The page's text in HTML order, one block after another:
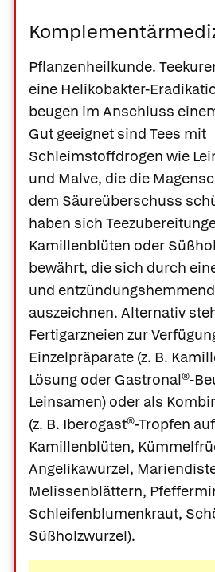
Pflanzenheilkunde.
eine Helikobakter-
beugen im Anschluss
Gut geeignet sind Tees mit
Schleimstoffdrogen wie
und Malve, die die
dem Säureüberschuss
haben sich
Kamillenblüten oder
bewährt, die sich durch
und
auszeichnen. Alternativ
Fertigarzneien zur
Einzelpräparate (z. B.
Lösung oder Gastronal®-
Leinsamen) oder als
(z. B. Iberogast®-Tropfen
Kamillenblüten,
Angelikawurzel,
Melissenblättern,
Schleifenblumenkraut,
Süßholzwurzel).